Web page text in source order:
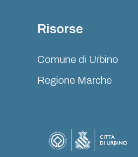
Risorse
Comune di Urbino
Regione Marche